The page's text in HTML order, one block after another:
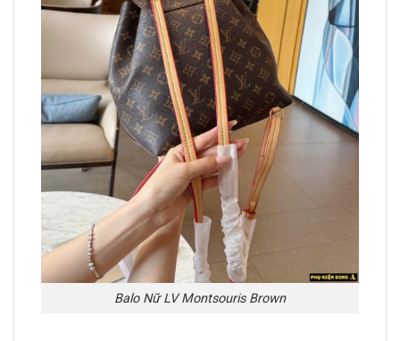
Balo Nữ LV Montsouris Brown